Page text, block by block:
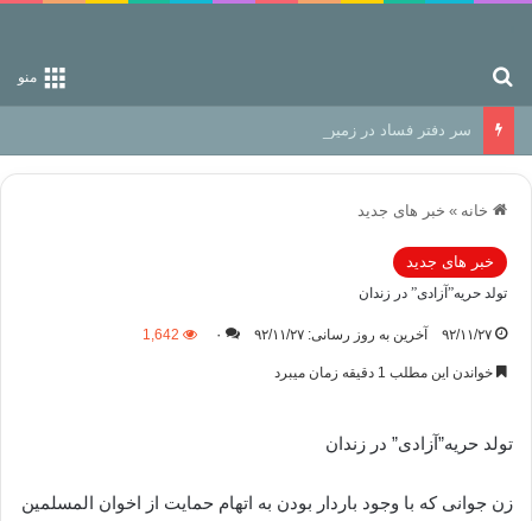
منو
سر دفتر فساد در زمین‌، دوری وکناره‌گیری از راه خداست‌!
خانه » خبر های جدید
خبر های جدید
تولد حریه”آزادی” در زندان
۹۲/۱۱/۲۷ آخرین به روز رسانی: ۹۲/۱۱/۲۷ ۰ 1,642
خواندن این مطلب 1 دقیقه زمان میبرد
تولد حریه”آزادی” در زندان
زن جوانی که با وجود باردار بودن به اتهام حمایت از اخوان المسلمین